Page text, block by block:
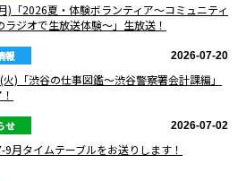
)「2026夏・体験ボランティア〜コミュニティ
ラジオで生放送体験〜」生放送！
報 2026-07-20
)「渋谷の仕事図鑑〜渋谷警察署会計課編」
せ 2026-07-02
9月タイムテーブルをお送りします！